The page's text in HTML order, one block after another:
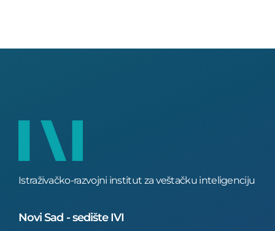
Istraživačko-razvojni institut za veštačku inteligenciju
Novi Sad - sedište IVI